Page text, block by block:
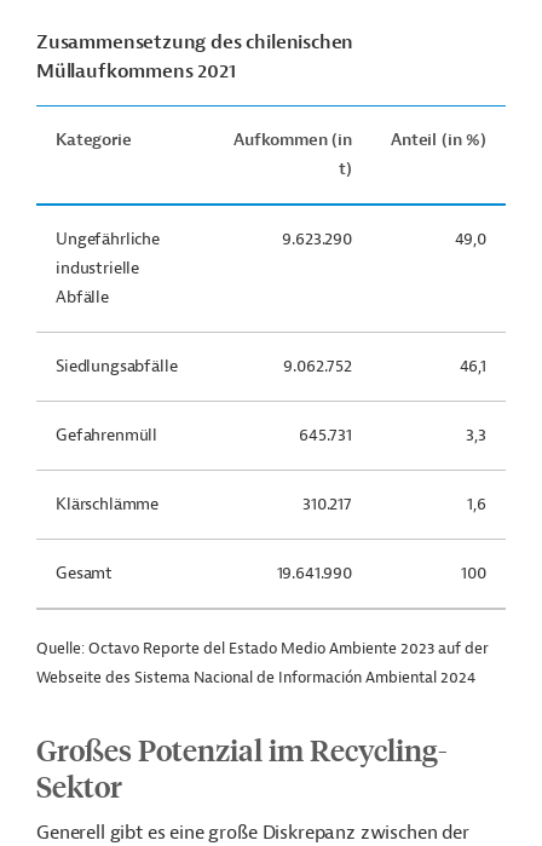
Zusammensetzung des chilenischen
Müllaufkommens 2021
Kategorie
Aufkommen (in
t)
Anteil (in %)
Ungefährliche
industrielle
Abfälle
9.623.290 49,0
Siedlungsabfälle 9.062.752 46,1
Gefahrenmüll 645.731 3,3
Klärschlämme 310.217 1,6
Gesamt 19.641.990 100
Quelle: Octavo Reporte del Estado Medio Ambiente 2023 auf der
Webseite des Sistema Nacional de Información Ambiental 2024
Großes Potenzial im Recycling-
Sektor
Generell gibt es eine große Diskrepanz zwischen der